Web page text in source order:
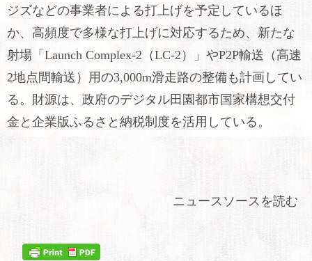
ジズなどの事業者による打上げを予定しているほ
か、高頻度で多様な打上げに対応するため、新たな
射場「Launch Complex-2（LC-2）」やP2P輸送（高速
2地点間輸送）用の3,000m滑走路の整備も計画してい
る。財源は、政府のデジタル田園都市国家構想交付
金と企業版ふるさと納税制度を活用している。
ニュースソースを読む